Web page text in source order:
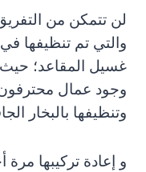
لن تتمكن من
والتي تم تنظيفها
غسيل المقاعد؛
وجود عمال
وتنظيفها بالبخار
و إعادة تركيبها